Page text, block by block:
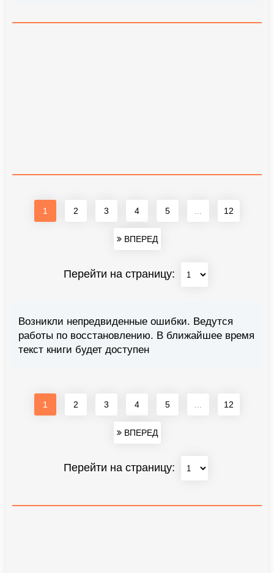
1 2 3 4 5 12
ВПЕРЕД
Перейти на страницу:
Возникли непредвиденные ошибки. Ведутся
работы по восстановлению. В ближайшее время
текст книги будет доступен
1 2 3 4 5 12
ВПЕРЕД
Перейти на страницу: